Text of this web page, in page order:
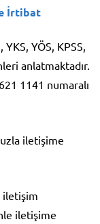
İrtibat
YÖS, KPSS,
anlatmaktadır.
1141 numaralı
iletişime
iletişim
iletişime